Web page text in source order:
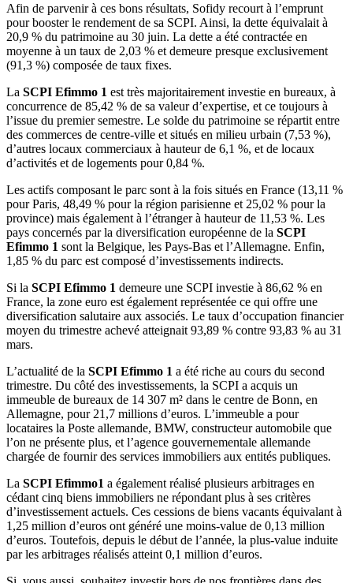
Afin de parvenir à ces bons résultats, Sofidy recourt à l’emprunt
pour booster le rendement de sa SCPI. Ainsi, la dette équivalait à
20,9 % du patrimoine au 30 juin. La dette a été contractée en
moyenne à un taux de 2,03 % et demeure presque exclusivement
(91,3 %) composée de taux fixes.
La SCPI Efimmo 1 est très majoritairement investie en bureaux, à
concurrence de 85,42 % de sa valeur d’expertise, et ce toujours à
l’issue du premier semestre. Le solde du patrimoine se répartit entre
des commerces de centre-ville et situés en milieu urbain (7,53 %),
d’autres locaux commerciaux à hauteur de 6,1 %, et de locaux
d’activités et de logements pour 0,84 %.
Les actifs composant le parc sont à la fois situés en France (13,11 %
pour Paris, 48,49 % pour la région parisienne et 25,02 % pour la
province) mais également à l’étranger à hauteur de 11,53 %. Les
pays concernés par la diversification européenne de la SCPI
Efimmo 1 sont la Belgique, les Pays-Bas et l’Allemagne. Enfin,
1,85 % du parc est composé d’investissements indirects.
Si la SCPI Efimmo 1 demeure une SCPI investie à 86,62 % en
France, la zone euro est également représentée ce qui offre une
diversification salutaire aux associés. Le taux d’occupation financier
moyen du trimestre achevé atteignait 93,89 % contre 93,83 % au 31
mars.
L’actualité de la SCPI Efimmo 1 a été riche au cours du second
trimestre. Du côté des investissements, la SCPI a acquis un
immeuble de bureaux de 14 307 m² dans le centre de Bonn, en
Allemagne, pour 21,7 millions d’euros. L’immeuble a pour
locataires la Poste allemande, BMW, constructeur automobile que
l’on ne présente plus, et l’agence gouvernementale allemande
chargée de fournir des services immobiliers aux entités publiques.
La SCPI Efimmo1 a également réalisé plusieurs arbitrages en
cédant cinq biens immobiliers ne répondant plus à ses critères
d’investissement actuels. Ces cessions de biens vacants équivalant à
1,25 million d’euros ont généré une moins-value de 0,13 million
d’euros. Toutefois, depuis le début de l’année, la plus-value induite
par les arbitrages réalisés atteint 0,1 million d’euros.